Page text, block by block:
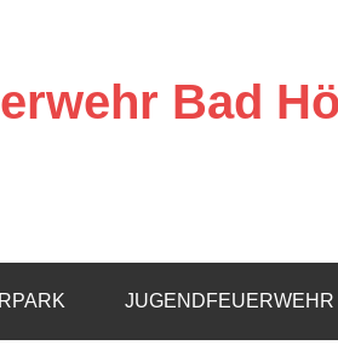
Bad
JUGENDFEUERWEHR